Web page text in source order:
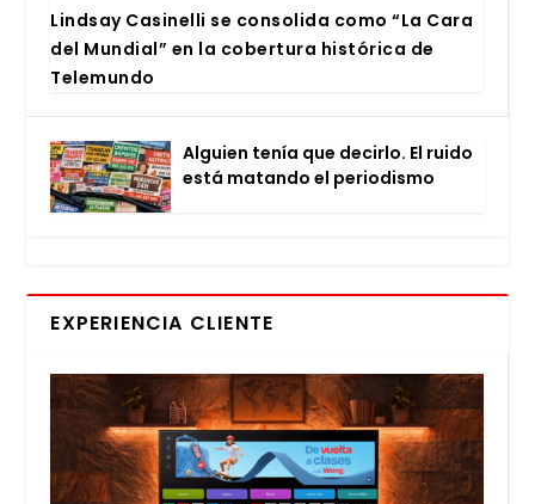
Lind­say Casi­ne­lli se con­so­li­da como “La Cara
del Mun­dial” en la cober­tu­ra his­tó­ri­ca de
Tele­mun­do
Alguien tenía que decir­lo. El rui­do
está matan­do el perio­dis­mo
EXPERIENCIA CLIENTE